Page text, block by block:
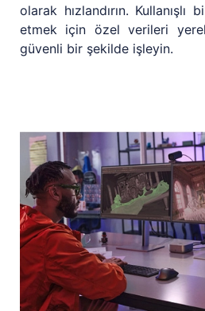
olarak hızlandırın. Kullanışlı
etmek için özel verileri
güvenli bir şekilde işleyin.